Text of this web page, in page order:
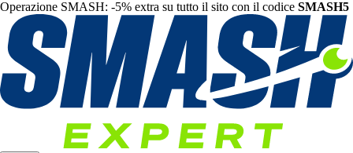
Operazione SMASH: -5% extra su tutto il sito con il codice SMASH5